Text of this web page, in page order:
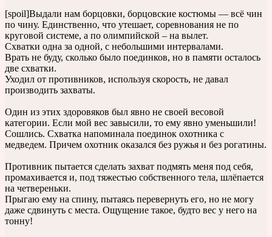
[spoil]Выдали нам борцовки, борцовские костюмы — всё чин
по чину. Единственно, что утешает, соревнования не по
круговой системе, а по олимпийской – на вылет.
Схватки одна за одной, с небольшими интервалами.
Врать не буду, сколько было поединков, но в памяти осталось
две схватки.
Уходил от противников, используя скорость, не давал
производить захваты.
Один из этих здоровяков был явно не своей весовой
категории. Если мой вес завысили, то ему явно уменьшили!
Сошлись. Схватка напоминала поединок охотника с
медведем. Причем охотник оказался без ружья и без рогатины.
Противник пытается сделать захват подмять меня под себя,
промахивается и, под тяжестью собственного тела, шлёпается
на четвереньки.
Прыгаю ему на спину, пытаясь перевернуть его, но не могу
даже сдвинуть с места. Ощущение такое, будто вес у него на
тонну!